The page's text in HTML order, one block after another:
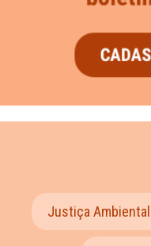
Justiça Ambiental